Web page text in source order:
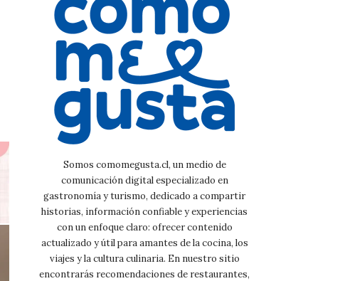
Somos comomegusta.cl, un medio de
comunicación digital especializado en
gastronomía y turismo, dedicado a compartir
historias, información confiable y experiencias
con un enfoque claro: ofrecer contenido
actualizado y útil para amantes de la cocina, los
viajes y la cultura culinaria. En nuestro sitio
encontrarás recomendaciones de restaurantes,